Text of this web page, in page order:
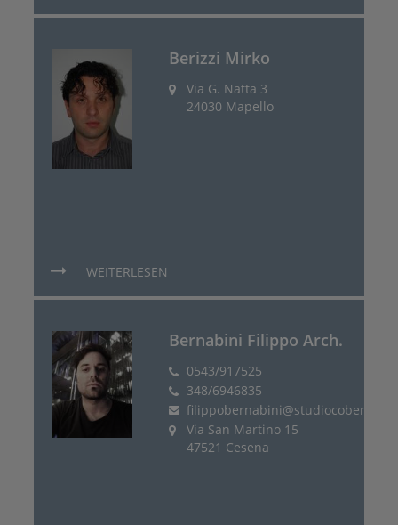
Berizzi Mirko
Via G. Natta 3
24030 Mapello
WEITERLESEN
Bernabini Filippo Arch.
0543/917525
348/6946835
filippobernabini@studiocober.it
Via San Martino 15
47521 Cesena